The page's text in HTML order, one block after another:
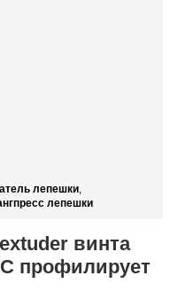
лепешки,
лепешки
винта
профилирует